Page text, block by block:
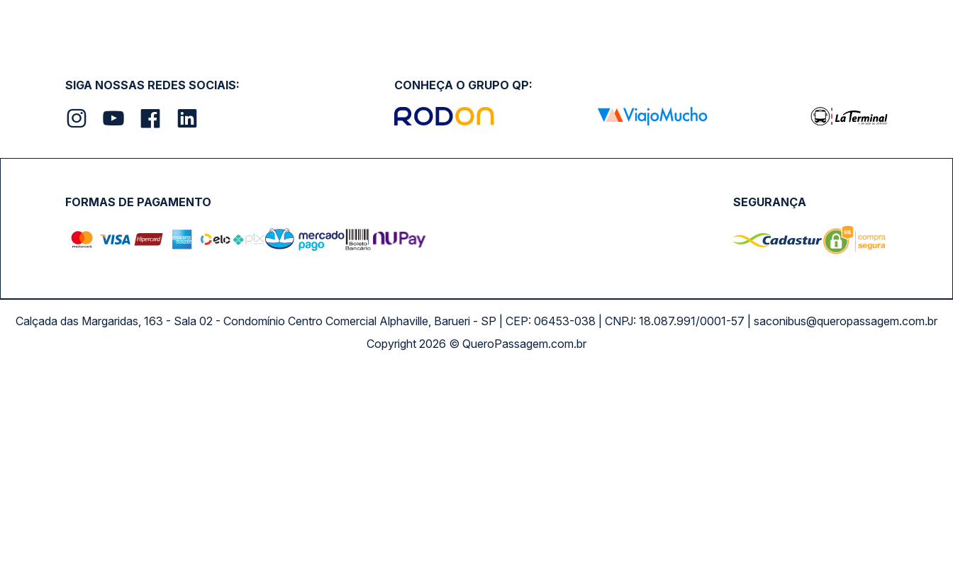
SIGA NOSSAS REDES SOCIAIS: CONHEÇA O GRUPO QP:
FORMAS DE PAGAMENTO SEGURANÇA
Calçada das Margaridas, 163 - Sala 02 - Condomínio Centro Comercial Alphaville, Barueri - SP | CEP: 06453-038 | CNPJ: 18.087.991/0001-57 | saconibus@queropassagem.com.br
Copyright 2026 © QueroPassagem.com.br